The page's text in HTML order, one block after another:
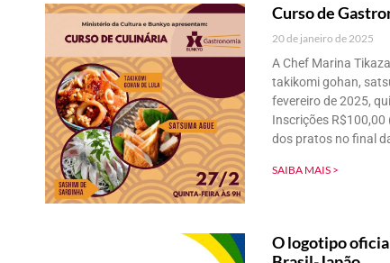
Curso de
20 de janeiro de 2025
A Chef Marina
takikomi gohan,
fevereiro de 2025,
Inscrições
dos pratos no final
SAIBA MAIS >
O logotipo